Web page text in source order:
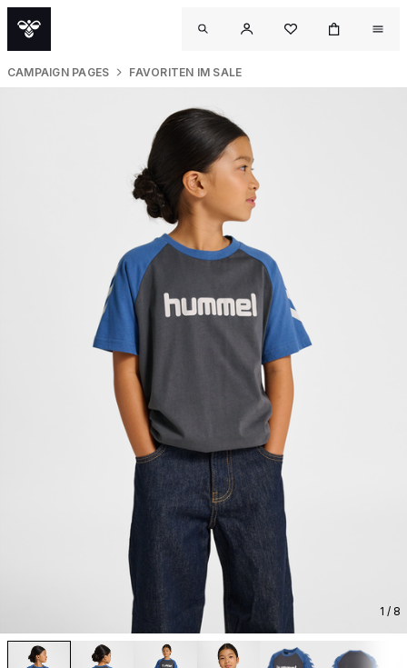
CAMPAIGN PAGES FAVORITEN IM SALE
1 / 8